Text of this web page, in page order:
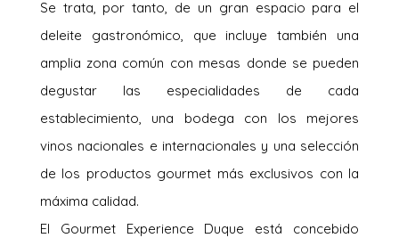
Se trata, por tanto, de un gran espacio para el
deleite gastronómico, que incluye también una
amplia zona común con mesas donde se pueden
degustar las especialidades de cada
establecimiento, una bodega con los mejores
vinos nacionales e internacionales y una selección
de los productos gourmet más exclusivos con la
máxima calidad.
El Gourmet Experience Duque está concebido